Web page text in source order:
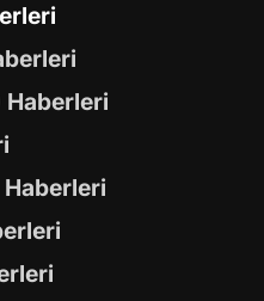
Haberleri